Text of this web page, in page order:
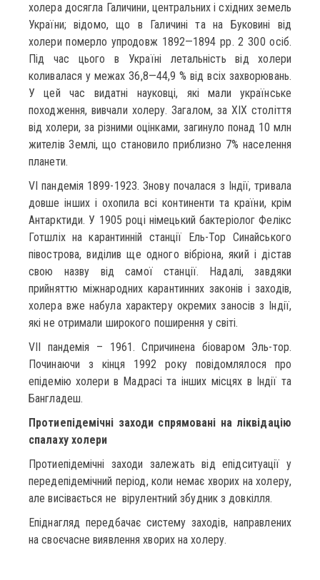
холера досягла Галичини, центральних і східних земель
України; відомо, що в Галичині та на Буковині від
холери померло упродовж 1892—1894 рр. 2 300 осіб.
Під час цього в Україні летальність від холери
коливалася у межах 36,8—44,9 % від всіх захворювань.
У цей час видатні науковці, які мали українське
походження, вивчали холеру. Загалом, за XIX століття
від холери, за різними оцінками, загинуло понад 10 млн
жителів Землі, що становило приблизно 7% населення
планети.
VI пандемія 1899-1923. Знову почалася з Індії, тривала
довше інших і охопила всі континенти та країни, крім
Антарктиди. У 1905 році німецький бактеріолог Фелікс
Готшліх на карантинній станції Ель-Тор Синайського
півострова, виділив ще одного вібріона, який і дістав
свою назву від самої станції. Надалі, завдяки
прийняттю міжнародних карантинних законів і заходів,
холера вже набула характеру окремих заносів з Індії,
які не отримали широкого поширення у світі.
VII пандемія – 1961. Спричинена біоваром Эль-тор.
Починаючи з кінця 1992 року повідомлялося про
епідемію холери в Мадрасі та інших місцях в Індії та
Бангладеш.
Протиепідемічні заходи спрямовані на ліквідацію
спалаху холери
Протиепідемічні заходи залежать від епідситуації у
передепідемічний період, коли немає хворих на холеру,
але висівається не вірулентний збудник з довкілля.
Епіднагляд передбачає систему заходів, направлених
на своєчасне виявлення хворих на холеру.